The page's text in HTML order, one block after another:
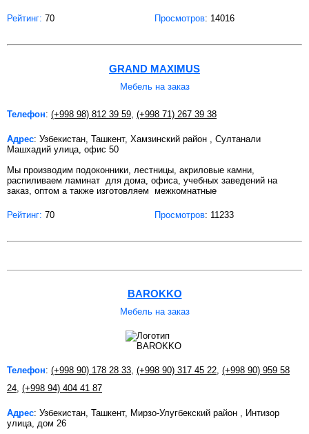
Рейтинг: 70 Просмотров: 14016
GRAND MAXIMUS
Мебель на заказ
Телефон: (+998 98) 812 39 59 (+998 71) 267 39 38
Адрес: Узбекистан, Ташкент, Хамзинский район , Султанали
Машхадий улица, офис 50
Мы производим подоконники, лестницы, акриловые камни,
распиливаем ламинат для дома, офиса, учебных заведений на
заказ, оптом а также изготовляем межкомнатные
Рейтинг: 70 Просмотров: 11233
BAROKKO
Мебель на заказ
Телефон: (+998 90) 178 28 33 (+998 90) 317 45 22 (+998 90) 959 58
24 (+998 94) 404 41 87
Адрес: Узбекистан, Ташкент, Мирзо-Улугбекский район , Интизор
улица, дом 26